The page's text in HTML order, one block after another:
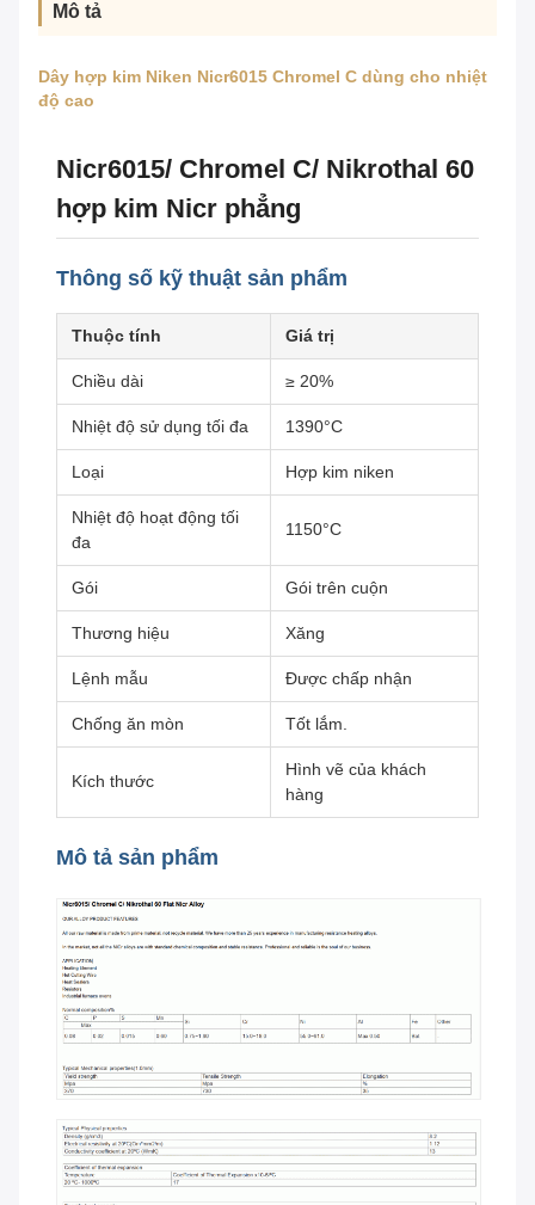
Mô tả
Dây hợp kim Niken Nicr6015 Chromel C dùng cho nhiệt
độ cao
Nicr6015/ Chromel C/ Nikrothal 60
hợp kim Nicr phẳng
Thông số kỹ thuật sản phẩm
Thuộc tính Giá trị
Chiều dài ≥ 20%
Nhiệt độ sử dụng tối đa 1390°C
Loại Hợp kim niken
Nhiệt độ hoạt động tối
đa
1150°C
Gói Gói trên cuộn
Thương hiệu Xăng
Lệnh mẫu Được chấp nhận
Chống ăn mòn Tốt lắm.
Kích thước
Hình vẽ của khách
hàng
Mô tả sản phẩm